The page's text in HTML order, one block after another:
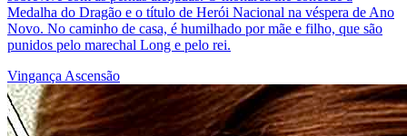
Medalha do Dragão e o título de Herói Nacional na véspera de Ano
Novo. No caminho de casa, é humilhado por mãe e filho, que são
punidos pelo marechal Long e pelo rei.
Vingança Ascensão